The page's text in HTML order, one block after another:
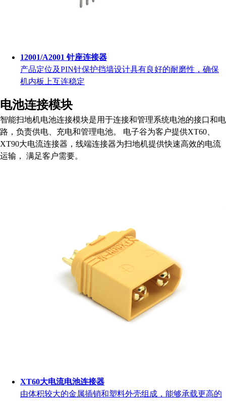
12001/A2001 针座连接器
产品定位及PIN针保护挡墙设计具有良好的耐磨性，确保
机内板上互连稳定
电池连接模块
智能扫地机电池连接模块是用于连接和管理系统电池的接口和电
路，负责供电、充电和管理电池。 电子谷为客户提供XT60、
XT90大电流连接器，线端连接器为扫地机提供快速高效的电流
运输， 满足客户需要。
XT60大电流电池连接器
由体积较大的金属插销和塑料外壳组成，能够承载更高的